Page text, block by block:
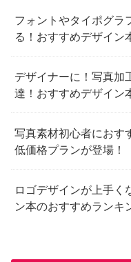
フォントやタイポグラ
る！おすすめデザイン
デザイナーに！写真加
達！おすすめデザイン
写真素材初心者におす
低価格プランが登場！
ロゴデザインが上手く
ン本のおすすめランキ